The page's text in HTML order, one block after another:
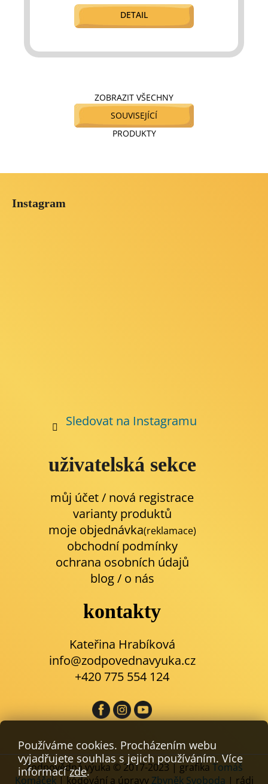
Používáme cookies. Procházením webu
vyjadřujete souhlas s jejich používáním. Více
informacízde.
DETAIL
ZOBRAZIT VŠECHNY
SOUVISEJÍCÍ
PRODUKTY
Instagram
Sledovat na Instagramu
uživatelská sekce
můj účet / nová registrace
varianty produktů
moje objednávka(reklamace)
obchodní podmínky
ochrana osobních údajů
blog/ o nás
kontakty
Kateřina Hrabíková
info@zodpovednavyuka.cz
+420 775 554 124
Zodpovědná výuka © 2017-2023 | grafika Tomáš
Komáček| kódování a úpravy Zbyněk Svoboda | rádi